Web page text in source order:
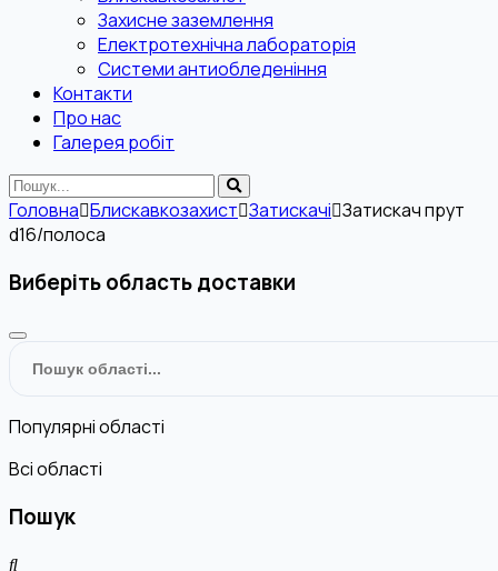
Захисне заземлення
Електротехнічна лабораторія
Системи антиобледеніння
Контакти
Про нас
Галерея робіт
Головна Блискавкозахист Затискачі Затискач прут
d16/полоса
Виберіть область доставки
Популярні області
Всі області
Пошук